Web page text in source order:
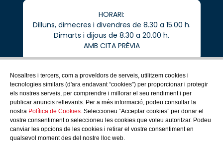
Nosaltres i tercers, com a proveïdors de serveis, utilitzem cookies i
tecnologies similars (d'ara endavant “cookies”) per proporcionar i protegir
els nostres serveis, per comprendre i millorar el seu rendiment i per
publicar anuncis rellevants. Per a més informació, podeu consultar la
nostra Política de Cookies. Seleccioneu “Acceptar cookies” per donar el
vostre consentiment o seleccioneu les cookies que voleu autoritzar. Podeu
canviar les opcions de les cookies i retirar el vostre consentiment en
qualsevol moment des del nostre lloc web.
HORARI:
Dilluns, dimecres i divendres de 8.30 a 15.00 h.
Dimarts i dijous de 8.30 a 20.00 h.
AMB CITA PRÈVIA
COMG
COL·LEGIATS
SERVEIS PROFESSIONALS
COMUNICACIÓ
CIUTADANIA